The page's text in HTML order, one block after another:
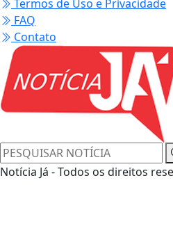
Termos de Uso e Privacidade
FAQ
Contato
Notícia Já - Todos os direitos